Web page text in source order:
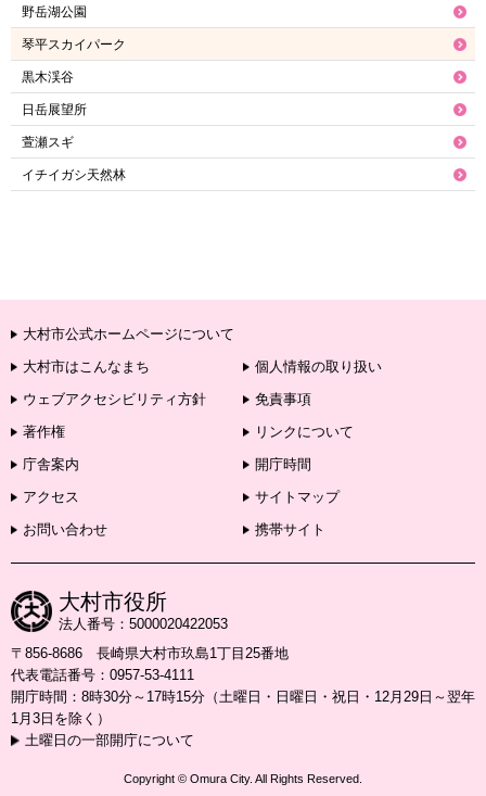
野岳湖公園
琴平スカイパーク
黒木渓谷
日岳展望所
萱瀬スギ
イチイガシ天然林
大村市公式ホームページについて
大村市はこんなまち
個人情報の取り扱い
ウェブアクセシビリティ方針
免責事項
著作権
リンクについて
庁舎案内
開庁時間
アクセス
サイトマップ
お問い合わせ
携帯サイト
大村市役所
法人番号：5000020422053
〒856-8686 長崎県大村市玖島1丁目25番地
代表電話番号：0957-53-4111
開庁時間：8時30分～17時15分（土曜日・日曜日・祝日・12月29日～翌年
1月3日を除く）
土曜日の一部開庁について
Copyright © Omura City. All Rights Reserved.